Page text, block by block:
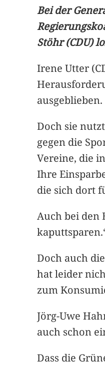
Bei der
Stöhr (CDU)
Irene Utter
ausgeblieben.
Doch sie
gegen die
Vereine, die
Ihre
die sich dort
Auch bei den
Doch auch
hat leider
zum
Jörg-Uwe
auch schon
Dass die